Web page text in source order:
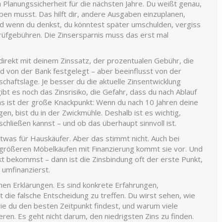
für die nächsten Jahre. Du weißt genau,
musst. Das hilft dir, andere Ausgaben einzuplanen,
wenn du denkst, du könntest später umschulden, vergiss
Die Zinsersparnis muss das erst mal
mit deinem Zinssatz, der prozentualen Gebühr, die
von der Bank festgelegt – aber beeinflusst von der
Je besser du die aktuelle Zinsentwicklung
es noch das Zinsrisiko, die Gefahr, dass du nach Ablauf
ist der große Knackpunkt: Wenn du nach 10 Jahren deine
bist du in der Zwickmühle. Deshalb ist es wichtig,
kannst – und ob das überhaupt sinnvoll ist.
für Hauskäufer. Aber das stimmt nicht. Auch bei
Möbelkäufen mit Finanzierung kommt sie vor. Und
– dann ist die Zinsbindung oft der erste Punkt,
Erklärungen. Es sind konkrete Erfahrungen,
die falsche Entscheidung zu treffen. Du wirst sehen, wie
du den besten Zeitpunkt findest, und warum viele
Es geht nicht darum, den niedrigsten Zins zu finden.